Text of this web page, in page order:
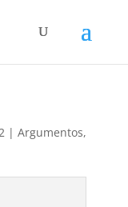
| Argumentos,